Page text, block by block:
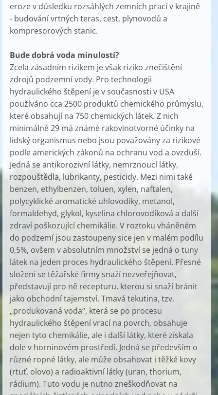
eroze v důsledku rozsáhlých zemních prací v krajině
- budování vrtných teras, cest, plynovodů a
kompresorových stanic.
Bude dobrá voda minulostí?
Zcela zásadním rizikem je však riziko znečištění
zdrojů podzemní vody. Pro technologii
hydraulického štěpení je v současnosti v USA
používáno cca 2500 produktů chemického průmyslu,
které obsahují na 750 chemických látek. Z nich
minimálně 29 má známé rakovinotvorné účinky na
lidský organismus nebo jsou považovány za rizikové
podle amerických zákonů na ochranu vod a ovzduší.
Jedná se antikorozivní látky, nemrznoucí látky,
rozpouštědla, lubrikanty, pesticidy. Mezi nimi také
benzen, ethylbenzen, toluen, xylen, naftalen,
polycyklické aromatické uhlovodíky, metanol,
formaldehyd, glykol, kyselina chlorovodíková a další
zdraví poškozující chemikálie. V roztoku vháněném
do podzemí jsou zastoupeny sice jen v malém podílu
0,5%, ovšem v absolutním množství se jedná o tuny
látek na jeden proces hydraulického štěpení. Přesné
složení se těžařské firmy snaží nezveřejňovat,
představují pro ně recepturu, kterou si snaží bránit
jako obchodní tajemství. Tmavá tekutina, tzv.
„produkovaná voda“, která se po procesu
hydraulického štěpení vrací na povrch, obsahuje
nejen tyto chemikálie, ale i další látky, které získala
dole v horninovém prostředí. Jedná se především o
různé ropné látky, ale může obsahovat i těžké kovy
(rtuť, olovo) a radioaktivní látky (uran, thorium,
rádium). Tuto vodu je nutno zneškodňovat na